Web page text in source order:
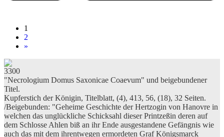
1
2
»
3300
"Necrologium Domus Saxonicae Coaevum" und beigebundener
Titel.
Kupferstich der Königin, Titelblatt, (4), 413, 56, (18), 32 Seiten.
/Beigebunden: "Geheime Geschichte der Hertzogin von Hanovre in
welchen das unglückliche Schicksahl dieser Printzeßin deren auf
dem Schlosse Ahlen biß an ihr Ende ausgestandene Gefängnis wie
auch das mit dem ihrentwegen ermordeten Graf Königsmarck